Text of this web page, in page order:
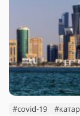
#covid-19 #катар